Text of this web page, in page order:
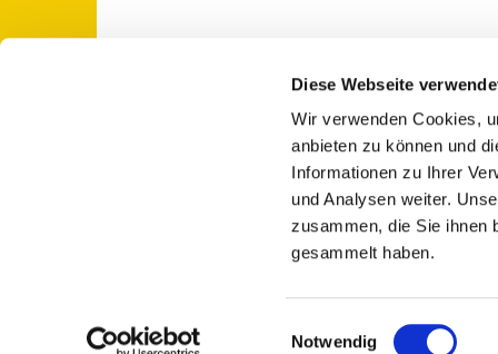
Diese Webseite
Wir verwenden Cookies,
anbieten zu können und
Informationen zu Ihrer
und Analysen weiter.
zusammen, die Sie ihnen
gesammelt haben.
Notwendig
St. Otto: Katholische Kirche